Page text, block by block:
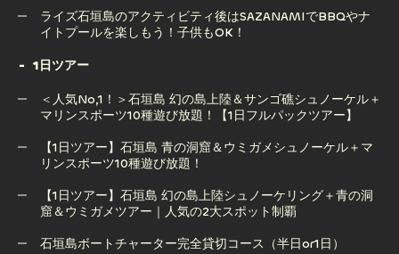
接集合でGoProレンタル無料
石垣島ボートチャーター完全貸切コース（半日or1日）
ライズ石垣島のアクティビティ後はSAZANAMIでBBQやナ
イトプールを楽しもう！子供もOK！
イトプールを楽しもう！子供もOK！
1日ツアー
＜人気No,1！＞石垣島 幻の島上陸＆サンゴ礁シュノーケル＋
マリンスポーツ10種遊び放題！【1日フルパックツアー】
＜人気No,1！＞石垣島 幻の島上陸＆サンゴ礁シュノーケル＋
【1日ツアー】石垣島 青の洞窟＆ウミガメシュノーケル＋マ
リンスポーツ10種遊び放題！
【1日ツアー】石垣島 青の洞窟＆ウミガメシュノーケル＋マ
【1日ツアー】石垣島 幻の島上陸シュノーケリング＋青の洞
窟＆ウミガメツアー｜人気の2大スポット制覇
石垣島ボートチャーター完全貸切コース（半日or1日）